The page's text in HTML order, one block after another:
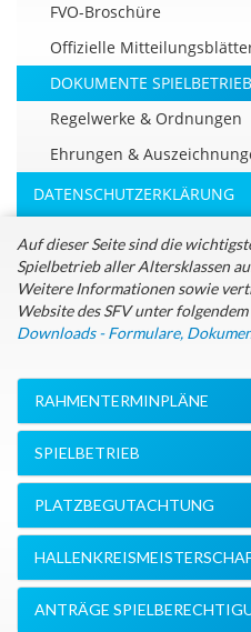
FVO-Broschüre
Offizielle
DOKUMENTE SPIELBETRIEB
Regelwerke & Ordnungen
Ehrungen &
DATENSCHUTZERKLÄRUNG
Auf dieser Seite sind die
Spielbetrieb aller Altersklassen
Weitere Informationen sowie
Website des SFV unter
Downloads - Formulare,
RAHMENTERMINPLÄNE
SPIELBETRIEB
PLATZBEGUTACHTUNG
ANTRÄGE